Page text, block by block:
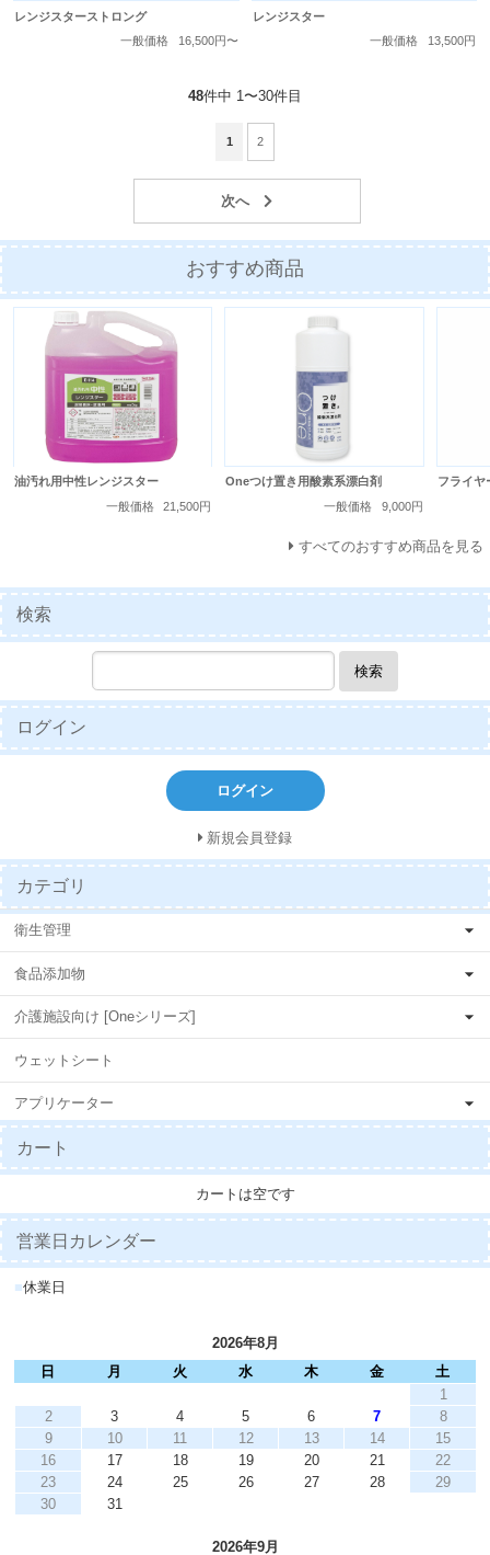
レンジスターストロング
一般価格
16,500円〜
レンジスター
一般価格
13,500円
48件中 1〜30件目
1 2
おすすめ商品
油汚れ用中性レンジスター
一般価格
21,500円
Oneつけ置き用酸素系漂白剤
一般価格
9,000円
フライヤ
すべてのおすすめ商品を見る
検索
検索
ログイン
ログイン
新規会員登録
カテゴリ
衛生管理
食品添加物
介護施設向け [Oneシリーズ]
ウェットシート
アプリケーター
カート
カートは空です
営業日カレンダー
■休業日
2026年8月
日
月 火 水 木 金
土
1
2
3 4 5 6 7
8
9
10 11 12 13 14
15
16
17 18 19 20 21
22
23
24 25 26 27 28
29
30
31
2026年9月